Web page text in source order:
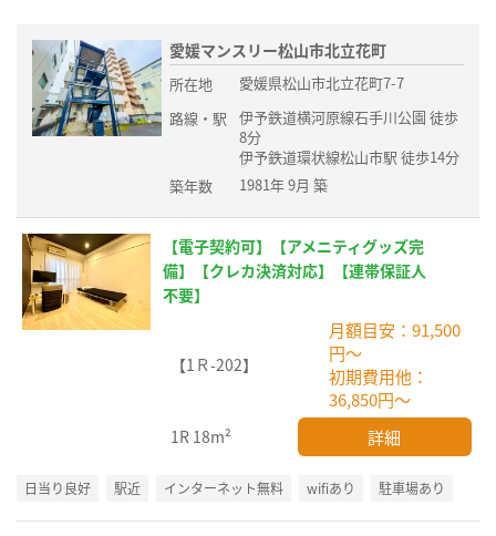
愛媛マンスリー松山市北立花町
所在地
愛媛県松山市北立花町7-7
路線・駅
伊予鉄道横河原線石手川公園 徒歩
8分
伊予鉄道環状線松山市駅 徒歩14分
築年数
1981年 9月 築
【電子契約可】【アメニティグッズ完
備】【クレカ決済対応】【連帯保証人
不要】
【1Ｒ-202】
月額目安：91,500
円～
初期費用他：
36,850円～
1R 18m² 詳細
日当り良好 駅近 インターネット無料 wifiあり 駐車場あり